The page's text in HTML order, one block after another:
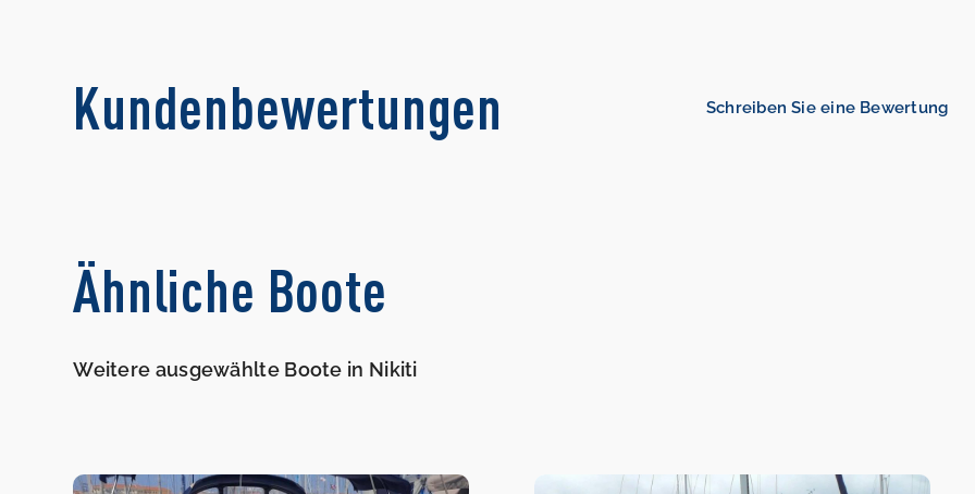
Kundenbewertungen Schreiben Sie eine Bewertung
Ähnliche Boote
Weitere ausgewählte Boote in Nikiti